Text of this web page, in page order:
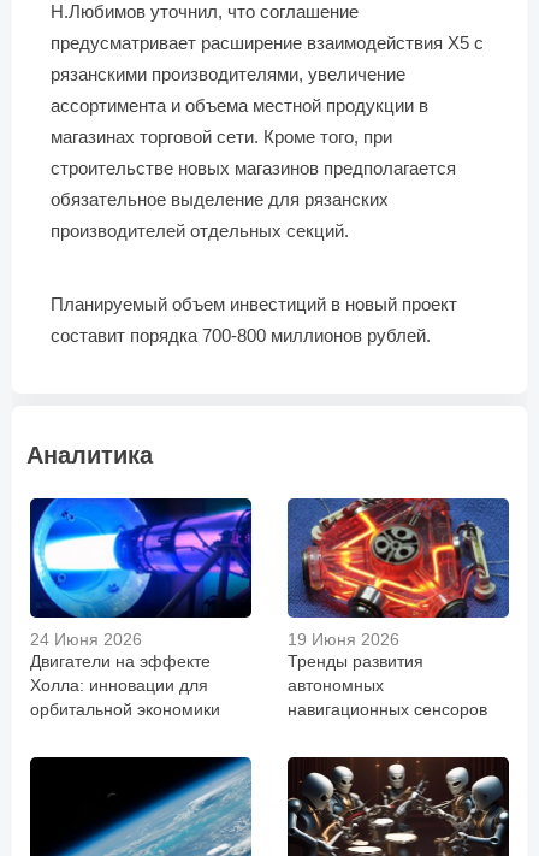
Н.Любимов уточнил, что соглашение
предусматривает расширение взаимодействия Х5 с
рязанскими производителями, увеличение
ассортимента и объема местной продукции в
магазинах торговой сети. Кроме того, при
строительстве новых магазинов предполагается
обязательное выделение для рязанских
производителей отдельных секций.
Планируемый объем инвестиций в новый проект
составит порядка 700-800 миллионов рублей.
Аналитика
24 Июня 2026
Двигатели на эффекте
Холла: инновации для
орбитальной экономики
19 Июня 2026
Тренды развития
автономных
навигационных сенсоров